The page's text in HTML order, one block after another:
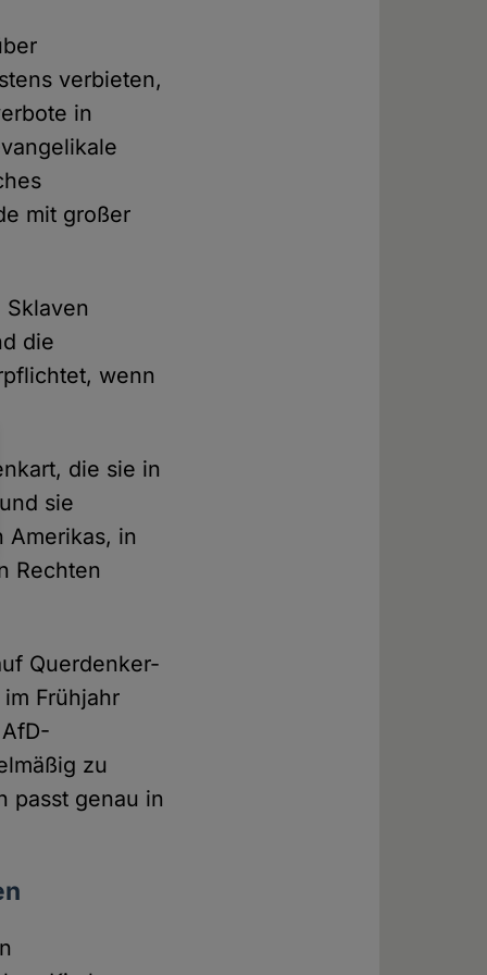
verbieten,
in
mit großer
die
wenn
die sie in
sie
Amerikas, in
Rechten
Querdenker-
Frühjahr
zu
passt genau in